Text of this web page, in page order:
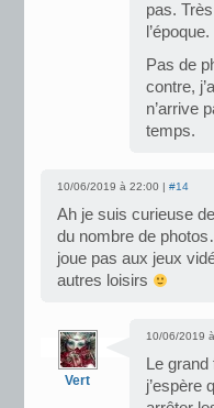
pas.
l’époque.
Pas de
contre,
n’arrive
temps.
10/06/2019 à 22:00 | #14
Ah je suis curieuse
du nombre de
joue pas aux jeux
autres loisirs
Vert
10/06/2019
Le
j’espère